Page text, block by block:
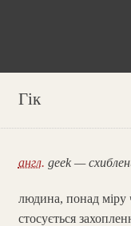
Гік
англ. geek —
людина, понад міру
стосується